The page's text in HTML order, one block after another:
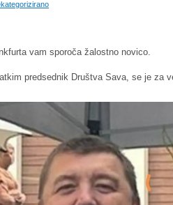
vam sporoča žalostno novico.
predsednik Društva Sava, se je za